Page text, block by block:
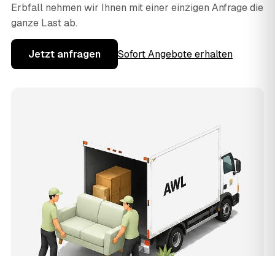
Erbfall nehmen wir Ihnen mit einer einzigen Anfrage die
ganze Last ab.
Jetzt anfragen Sofort Angebote erhalten